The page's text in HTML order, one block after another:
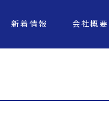
新着情報 会社概要